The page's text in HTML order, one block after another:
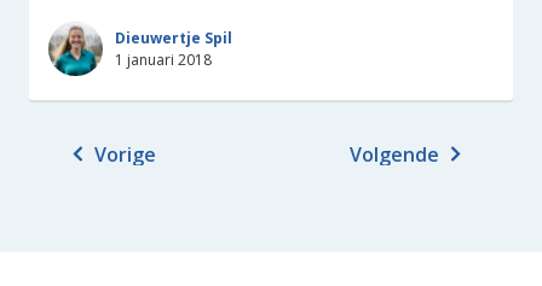
Dieuwertje Spil
1 januari 2018
Vorige Volgende